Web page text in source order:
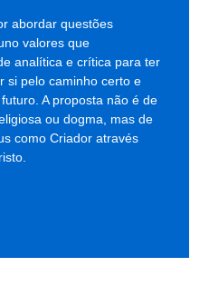
abordar questões
valores que
analítica e crítica para ter
si pelo caminho certo e
A proposta não é de
ou dogma, mas de
como Criador através